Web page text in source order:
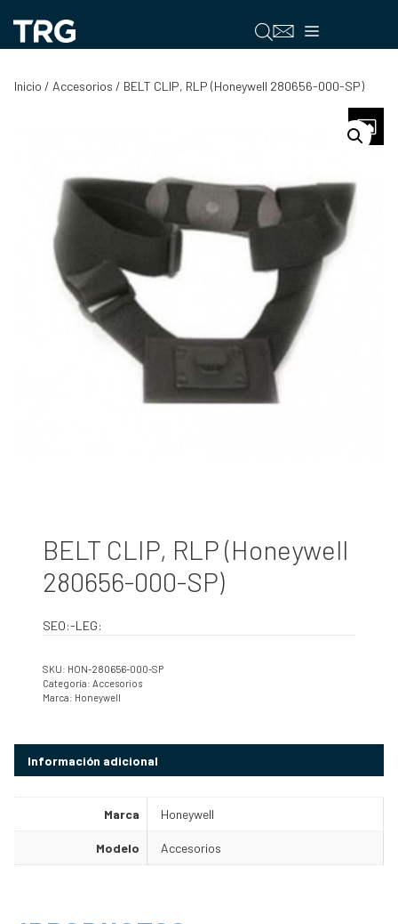
contenido
Menú
Inicio / Accesorios / BELT CLIP, RLP (Honeywell 280656-000-SP)
BELT CLIP, RLP (Honeywell
280656-000-SP)
SEO:-LEG:
SKU: HON-280656-000-SP
Categoría: Accesorios
Marca: Honeywell
Información adicional
Marca Honeywell
Modelo Accesorios